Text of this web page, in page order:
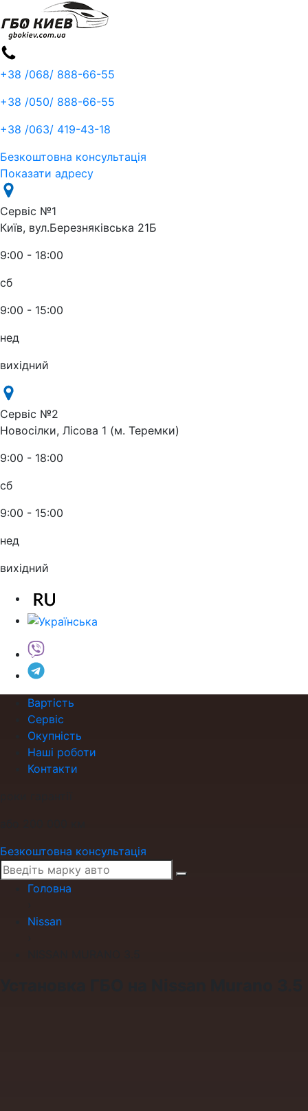
+38 /068/ 888-66-55
+38 /050/ 888-66-55
+38 /063/ 419-43-18
Безкоштовна консультація
Показати адресу
Сервіс №1
Київ, вул.Березняківська 21Б
9:00 - 18:00
сб
9:00 - 15:00
нед
вихідний
Сервіс №2
Новосілки, Лісова 1 (м. Теремки)
9:00 - 18:00
сб
9:00 - 15:00
нед
вихідний
Вартість
Сервіс
Окупність
Наші роботи
Контакти
Безкоштовна консультація
Головна
Nissan